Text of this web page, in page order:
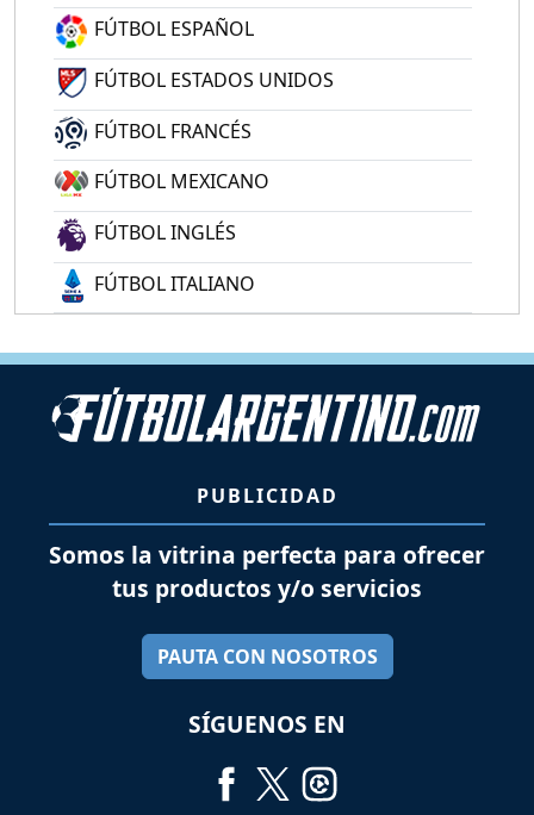
FÚTBOL ESPAÑOL
FÚTBOL ESTADOS UNIDOS
FÚTBOL FRANCÉS
FÚTBOL MEXICANO
FÚTBOL INGLÉS
FÚTBOL ITALIANO
PUBLICIDAD
Somos la vitrina perfecta para ofrecer
tus productos y/o servicios
PAUTA CON NOSOTROS
SÍGUENOS EN